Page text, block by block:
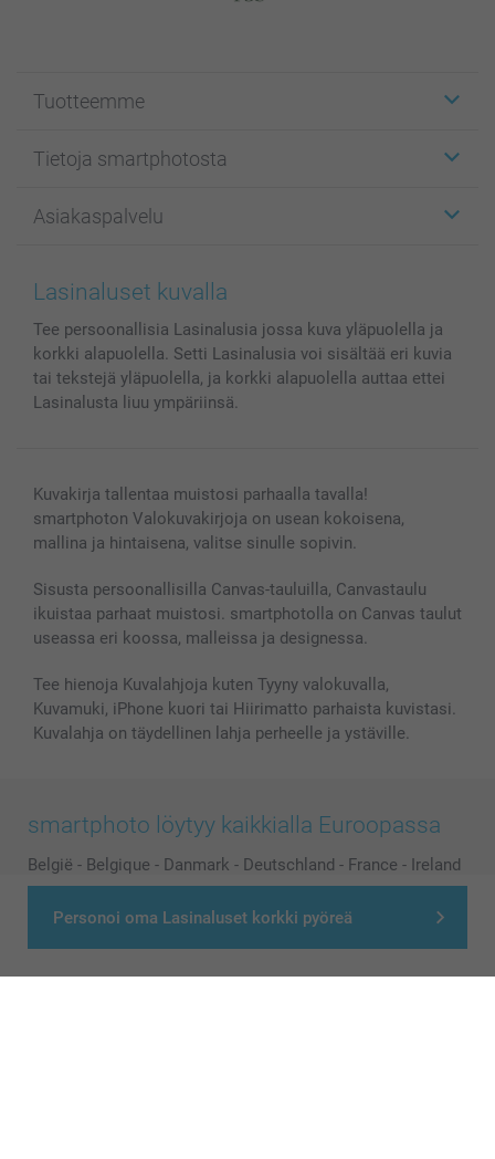
Personoi oma Lasinaluset korkki pyöreä
Tuotteemme
Kuvakortit
Kuvakirjat
Valokuvat, Julisteet & Taskukirjat
MyNameBook
Kuvakalenterit & Päivyrit
Valokuvakehykset & Lisätarvikkeet
Tietoja smartphotosta
Affiliate ohjelma
Evästekäytäntö
Ehdot/takuut
Investor Relations
Asiakaspalvelu
100% tyytyväisyystakuu
Hinnat & maksutavat
Tilausten tila
Lasinaluset kuvalla
Tee persoonallisia Lasinalusia jossa kuva yläpuolella ja
korkki alapuolella. Setti Lasinalusia voi sisältää eri kuvia
tai tekstejä yläpuolella, ja korkki alapuolella auttaa ettei
Lasinalusta liuu ympäriinsä.
Kuvakirja tallentaa muistosi parhaalla tavalla!
smartphoton Valokuvakirjoja on usean kokoisena,
mallina ja hintaisena, valitse sinulle sopivin.
Sisusta persoonallisilla Canvas-tauluilla, Canvastaulu
ikuistaa parhaat muistosi. smartphotolla on Canvas taulut
useassa eri koossa, malleissa ja designessa.
Tee hienoja Kuvalahjoja kuten Tyyny valokuvalla,
Kuvamuki, iPhone kuori tai Hiirimatto parhaista kuvistasi.
Kuvalahja on täydellinen lahja perheelle ja ystäville.
smartphoto löytyy kaikkialla Euroopassa
België - Belgique - Danmark - Deutschland - France - Ireland
Switzerland - Suomi - Sverige - United Kingdom
Other Countries